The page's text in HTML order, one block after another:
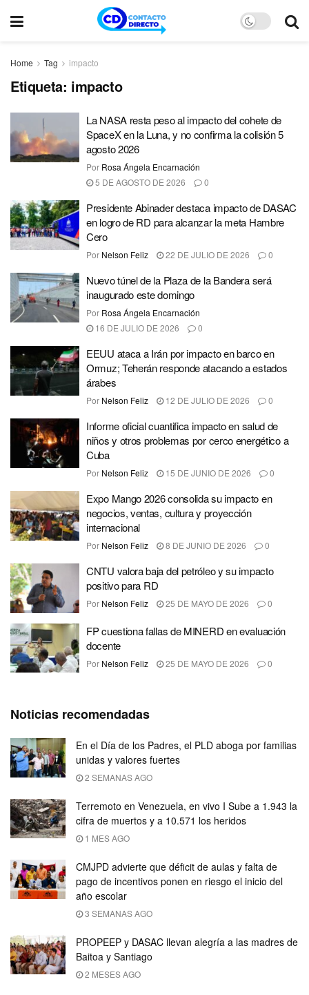
Home Tag impacto
Etiqueta: impacto
La NASA resta peso al impacto del cohete de
SpaceX en la Luna, y no confirma la colisión 5
agosto 2026
Por Rosa Ángela Encarnación
5 DE AGOSTO DE 2026
0
Presidente Abinader destaca impacto de DASAC
en logro de RD para alcanzar la meta Hambre
Cero
Por Nelson Feliz 22 DE JULIO DE 2026 0
Nuevo túnel de la Plaza de la Bandera será
inaugurado este domingo
Por Rosa Ángela Encarnación
16 DE JULIO DE 2026
0
EEUU ataca a Irán por impacto en barco en
Ormuz; Teherán responde atacando a estados
árabes
Por Nelson Feliz 12 DE JULIO DE 2026 0
Informe oficial cuantifica impacto en salud de
niños y otros problemas por cerco energético a
Cuba
Por Nelson Feliz 15 DE JUNIO DE 2026 0
Expo Mango 2026 consolida su impacto en
negocios, ventas, cultura y proyección
internacional
Por Nelson Feliz 8 DE JUNIO DE 2026 0
CNTU valora baja del petróleo y su impacto
positivo para RD
Por Nelson Feliz 25 DE MAYO DE 2026 0
FP cuestiona fallas de MINERD en evaluación
docente
Por Nelson Feliz 25 DE MAYO DE 2026 0
Noticias recomendadas
En el Día de los Padres, el PLD aboga por familias
unidas y valores fuertes
2 SEMANAS AGO
Terremoto en Venezuela, en vivo I Sube a 1.943 la
cifra de muertos y a 10.571 los heridos
1 MES AGO
CMJPD advierte que déficit de aulas y falta de
pago de incentivos ponen en riesgo el inicio del
año escolar
3 SEMANAS AGO
PROPEEP y DASAC llevan alegría a las madres de
Baitoa y Santiago
2 MESES AGO